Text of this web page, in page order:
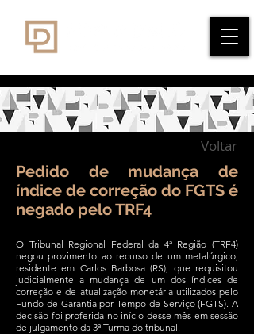
Voltar
Pedido de mudança de
índice de correção do FGTS é
negado pelo TRF4
O Tribunal Regional Federal da 4ª Região (TRF4)
negou provimento ao recurso de um metalúrgico,
residente em Carlos Barbosa (RS), que requisitou
judicialmente a mudança de um dos índices de
correção e de atualização monetária utilizados pelo
Fundo de Garantia por Tempo de Serviço (FGTS). A
decisão foi proferida no início desse mês em sessão
de julgamento da 3ª Turma do tribunal.